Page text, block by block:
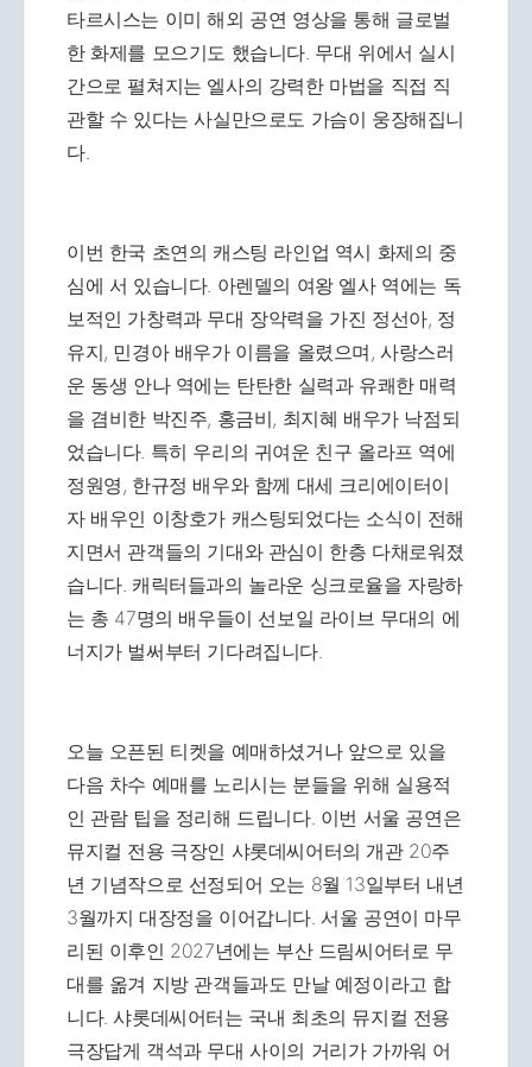
타르시스는 이미 해외 공연 영상을 통해 글로벌
한 화제를 모으기도 했습니다. 무대 위에서 실시
간으로 펼쳐지는 엘사의 강력한 마법을 직접 직
관할 수 있다는 사실만으로도 가슴이 웅장해집니
다.
이번 한국 초연의 캐스팅 라인업 역시 화제의 중
심에 서 있습니다. 아렌델의 여왕 엘사 역에는 독
보적인 가창력과 무대 장악력을 가진 정선아, 정
유지, 민경아 배우가 이름을 올렸으며, 사랑스러
운 동생 안나 역에는 탄탄한 실력과 유쾌한 매력
을 겸비한 박진주, 홍금비, 최지혜 배우가 낙점되
었습니다. 특히 우리의 귀여운 친구 올라프 역에
정원영, 한규정 배우와 함께 대세 크리에이터이
자 배우인 이창호가 캐스팅되었다는 소식이 전해
지면서 관객들의 기대와 관심이 한층 다채로워졌
습니다. 캐릭터들과의 놀라운 싱크로율을 자랑하
는 총 47명의 배우들이 선보일 라이브 무대의 에
너지가 벌써부터 기다려집니다.
오늘 오픈된 티켓을 예매하셨거나 앞으로 있을
다음 차수 예매를 노리시는 분들을 위해 실용적
인 관람 팁을 정리해 드립니다. 이번 서울 공연은
뮤지컬 전용 극장인 샤롯데씨어터의 개관 20주
년 기념작으로 선정되어 오는 8월 13일부터 내년
3월까지 대장정을 이어갑니다. 서울 공연이 마무
리된 이후인 2027년에는 부산 드림씨어터로 무
대를 옮겨 지방 관객들과도 만날 예정이라고 합
니다. 샤롯데씨어터는 국내 최초의 뮤지컬 전용
극장답게 객석과 무대 사이의 거리가 가까워 어